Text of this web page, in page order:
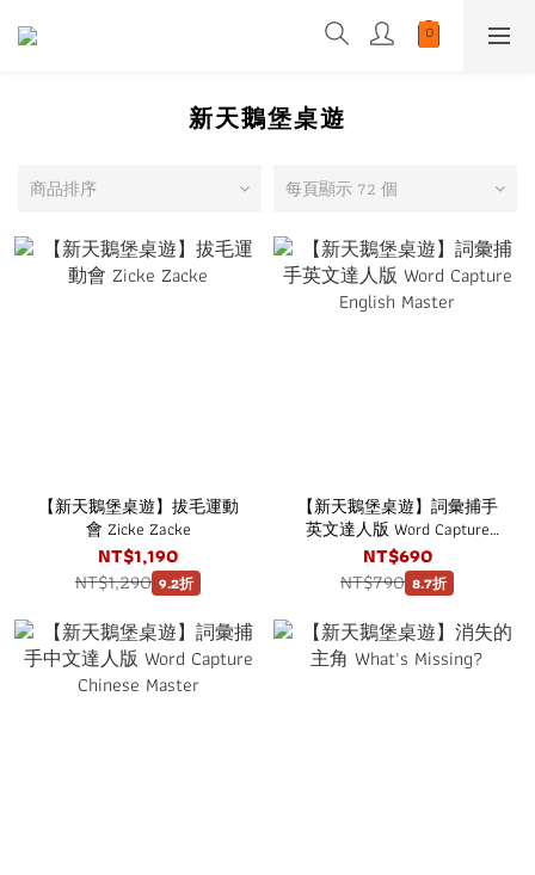
新天鵝堡桌遊
商品排序 每頁顯示 72 個
【新天鵝堡桌遊】拔毛運動
會 Zicke Zacke
NT$1,190
NT$1,290 9.2折
【新天鵝堡桌遊】詞彙捕手
英文達人版 Word Capture
English Master
NT$690
NT$790 8.7折